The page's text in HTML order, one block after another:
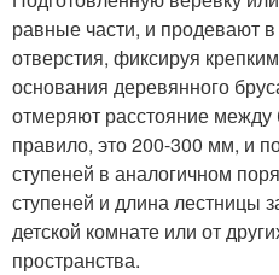
равные части, и продевают
отверстия, фиксируя
основания деревянного
отмеряют расстояние
правило, это 200-300 мм, и
ступеней в аналогичном
ступеней и длина лестницы
детской комнате или от
пространства.